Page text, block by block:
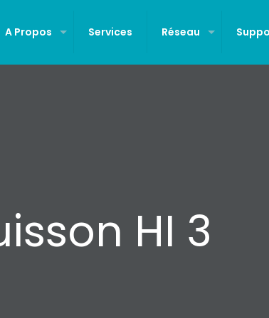
A Propos Services Réseau
HI 3